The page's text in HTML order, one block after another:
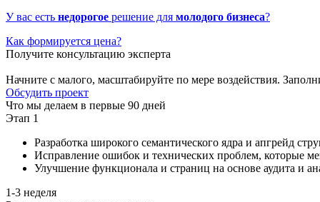
У вас есть недорогое решение для молодого бизнеса?
Как формируется цена?
Получите консультацию эксперта
Начните с малого, масштабируйте по мере воздействия.
Обсудить проект
Что мы делаем в первые 90 дней
Этап 1
Разработка широкого семантического ядра и апгрейд
Исправление ошибок и технических проблем, которые
Улучшение функционала и страниц на основе аудита и
1-3 неделя